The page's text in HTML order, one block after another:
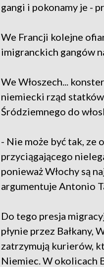
gangi i pokonamy je -
We Francji kolejne
imigranckich gangów
We Włoszech...
niemiecki rząd
Śródziemnego do
- Nie może być tak, ze
przyciągającego
ponieważ Włochy są
argumentuje Antonio
Do tego presja
płynie przez Bałkany,
zatrzymują kurierów,
Niemiec. W okolicach